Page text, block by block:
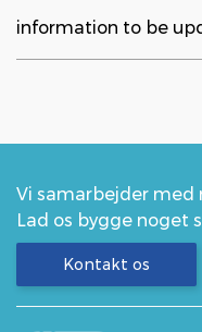
information to be
Vi samarbejder med
Lad os bygge noget
Kontakt os